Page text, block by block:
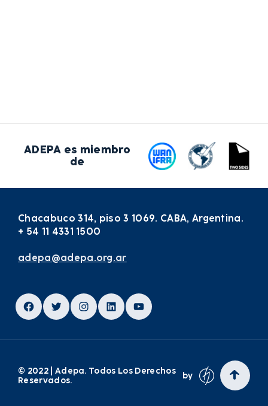
ADEPA es miembro
de
Chacabuco 314, piso 3 1069. CABA, Argentina.
+ 54 11 4331 1500
adepa@adepa.org.ar
Facebook
TwitterInstagram
LinkedInYouTube
© 2022 | Adepa. Todos Los Derechos
Reservados.
by